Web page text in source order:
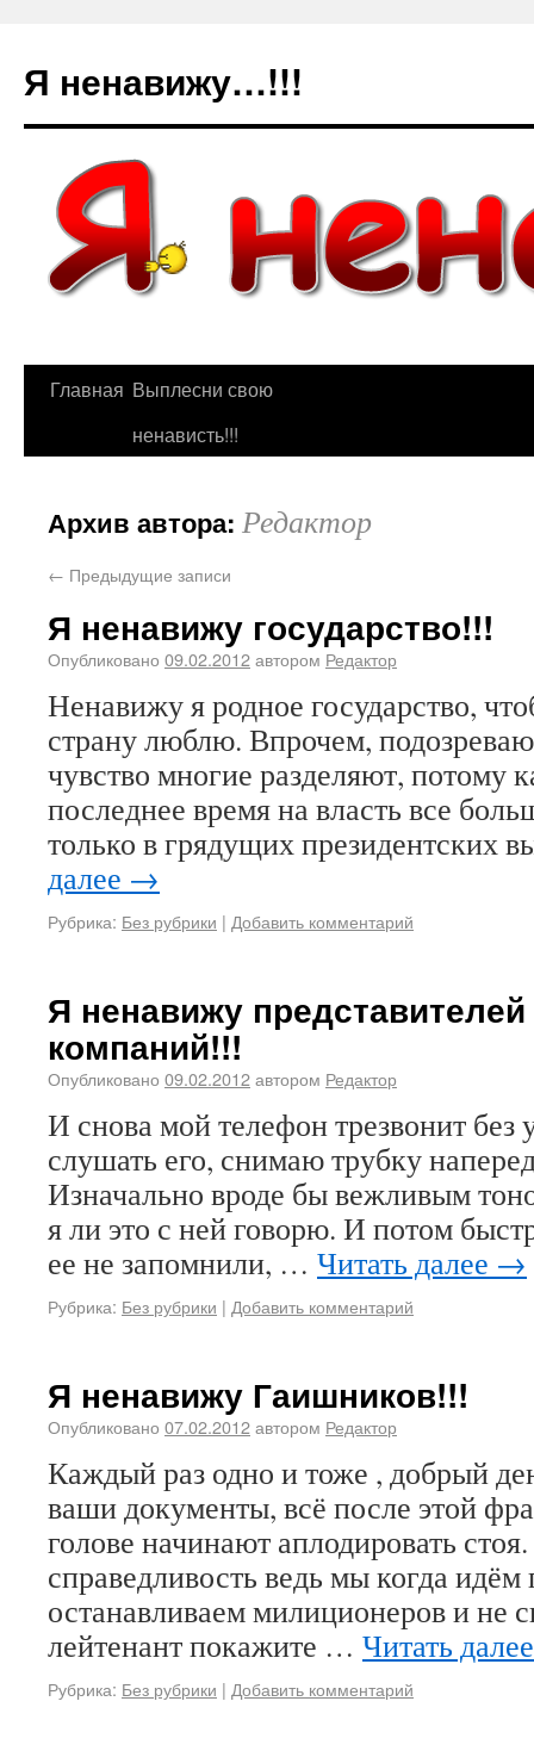
Я ненавижу…!!!
Главная Выплесни свою
ненависть!!!
Архив автора: Редактор
← Предыдущие записи
Я ненавижу государство!!!
Опубликовано 09.02.2012автором Редактор
Ненавижу я родное государство,
страну люблю. Впрочем,
чувство многие разделяют, потому
последнее время на власть все
только в грядущих президентских
далее →
Рубрика: Без рубрики | Добавить комментарий
Я ненавижу
компаний!!!
Опубликовано 09.02.2012автором Редактор
И снова мой телефон трезвонит без
слушать его, снимаю трубку
Изначально вроде бы вежливым
я ли это с ней говорю. И потом
ее не запомнили, … Читать далее →
Рубрика: Без рубрики | Добавить комментарий
Я ненавижу Гаишников!!!
Опубликовано 07.02.2012автором Редактор
Каждый раз одно и тоже , добрый
ваши документы, всё после этой
голове начинают аплодировать
справедливость ведь мы когда идём
останавливаем милиционеров и не
лейтенант покажите … Читать
Рубрика: Без рубрики | Добавить комментарий